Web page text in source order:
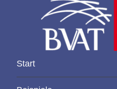
Start